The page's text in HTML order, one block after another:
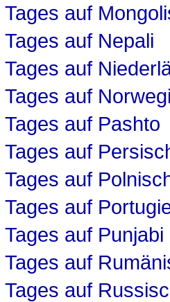
auf
auf Nepali
auf
auf
auf Pashto
auf
auf
auf
auf Punjabi
auf
auf